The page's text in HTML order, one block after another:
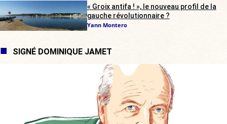
« Groix antifa ! », le nouveau profil de la
gauche révolutionnaire ?
Yann Montero
SIGNÉ DOMINIQUE JAMET